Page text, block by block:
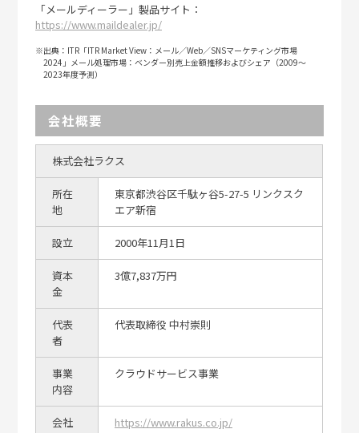
「メールディーラー」製品サイト：
https://www.maildealer.jp/
※出典：ITR「ITR Market View：メール／Web／SNSマーケティング市場
2024」メール処理市場：ベンダー別売上金額推移およびシェア（2009～
2023年度予測）
会社概要
株式会社ラクス
所在
地
東京都渋谷区千駄ヶ谷5-27-5 リンクスク
エア新宿
設立 2000年11月1日
資本
金
3億7,837万円
代表
者
代表取締役 中村崇則
事業
内容
クラウドサービス事業
会社
https://www.rakus.co.jp/